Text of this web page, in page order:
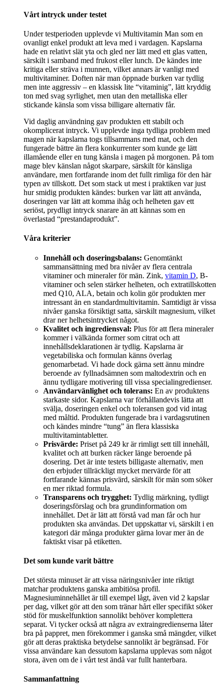
Vårt intryck under testet
Under testperioden upplevde vi Multivitamin Man som en
ovanligt enkel produkt att leva med i vardagen. Kapslarna
hade en relativt slät yta och gled ner lätt med ett glas vatten,
särskilt i samband med frukost eller lunch. De kändes inte
kritiga eller sträva i munnen, vilket annars är vanligt med
multivitaminer. Doften när man öppnade burken var tydlig
men inte aggressiv – en klassisk lite “vitaminig”, lätt kryddig
ton med svag syrlighet, men utan den metalliska eller
stickande känsla som vissa billigare alternativ får.
Vid daglig användning gav produkten ett stabilt och
okomplicerat intryck. Vi upplevde inga tydliga problem med
magen när kapslarna togs tillsammans med mat, och den
fungerade bättre än flera konkurrenter som kunde ge lätt
illamående eller en tung känsla i magen på morgonen. På tom
mage blev känslan något skarpare, särskilt för känsliga
användare, men fortfarande inom det fullt rimliga för den här
typen av tillskott. Det som stack ut mest i praktiken var just
hur smidig produkten kändes: burken var lätt att använda,
doseringen var lätt att komma ihåg och helheten gav ett
seriöst, prydligt intryck snarare än att kännas som en
överlastad “prestandaprodukt”.
Våra kriterier
Innehåll och doseringsbalans: Genomtänkt
sammansättning med bra nivåer av flera centrala
vitaminer och mineraler för män. Zink, vitamin D, B-
vitaminer och selen stärker helheten, och extratillskotten
med Q10, ALA, betain och kolin gör produkten mer
intressant än en standardmultivitamin. Samtidigt är vissa
nivåer ganska försiktigt satta, särskilt magnesium, vilket
drar ner helhetsintrycket något.
Kvalitet och ingrediensval: Plus för att flera mineraler
kommer i välkända former som citrat och att
innehållsdeklarationen är tydlig. Kapslarna är
vegetabiliska och formulan känns överlag
genomarbetad. Vi hade dock gärna sett ännu mindre
beroende av fyllnadsämnen som maltodextrin och en
ännu tydligare motivering till vissa specialingredienser.
Användarvänlighet och tolerans: En av produktens
starkaste sidor. Kapslarna var förhållandevis lätta att
svälja, doseringen enkel och toleransen god vid intag
med måltid. Produkten fungerade bra i vardagsrutinen
och kändes mindre “tung” än flera klassiska
multivitamintabletter.
Prisvärde: Priset på 249 kr är rimligt sett till innehåll,
kvalitet och att burken räcker länge beroende på
dosering. Det är inte testets billigaste alternativ, men
den erbjuder tillräckligt mycket mervärde för att
fortfarande kännas prisvärd, särskilt för män som söker
en mer riktad formula.
Transparens och trygghet: Tydlig märkning, tydligt
doseringsförslag och bra grundinformation om
innehållet. Det är lätt att förstå vad man får och hur
produkten ska användas. Det uppskattar vi, särskilt i en
kategori där många produkter gärna lovar mer än de
faktiskt visar på etiketten.
Det som kunde varit bättre
Det största minuset är att vissa näringsnivåer inte riktigt
matchar produktens ganska ambitiösa profil.
Magnesiuminnehållet är till exempel lågt, även vid 2 kapslar
per dag, vilket gör att den som tränar hårt eller specifikt söker
stöd för muskelfunktion sannolikt behöver komplettera
separat. Vi tycker också att några av extraingredienserna låter
bra på pappret, men förekommer i ganska små mängder, vilket
gör att deras praktiska betydelse sannolikt är begränsad. För
vissa användare kan dessutom kapslarna upplevas som något
stora, även om de i vårt test ändå var fullt hanterbara.
Sammanfattning